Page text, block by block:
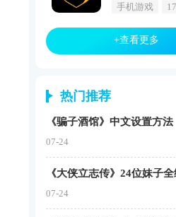
手机游戏
+查看更多
热门推荐
《骗子酒馆》中文设置方法
07-24
《大侠立志传》24位妹子
07-24